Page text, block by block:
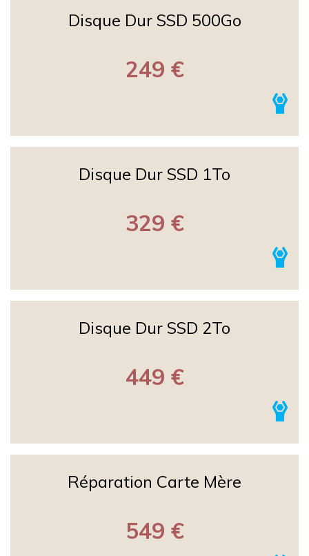
Disque Dur SSD 500Go
249 €
Disque Dur SSD 1To
329 €
Disque Dur SSD 2To
449 €
Réparation Carte Mère
549 €